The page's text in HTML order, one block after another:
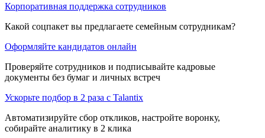
Корпоративная поддержка сотрудников
Какой соцпакет вы предлагаете семейным сотрудникам?
Оформляйте кандидатов онлайн
Проверяйте сотрудников и подписывайте кадровые
документы без бумаг и личных встреч
Ускорьте подбор в 2 раза с Talantix
Автоматизируйте сбор откликов, настройте воронку,
собирайте аналитику в 2 клика